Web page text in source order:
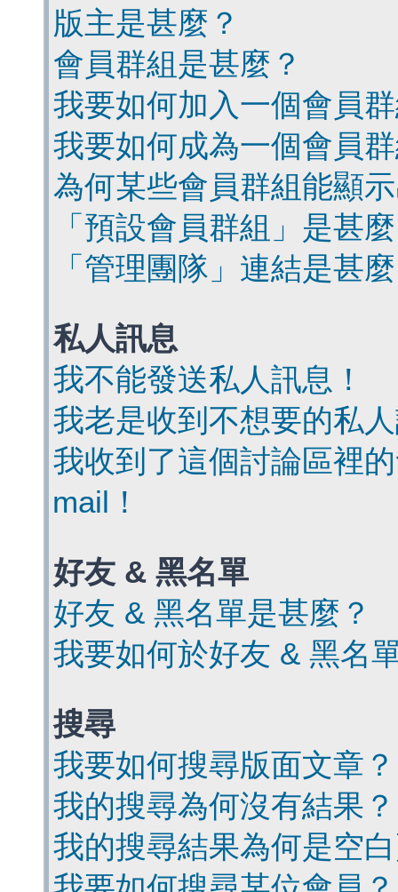
版主是甚麼？
會員群組是甚麼？
我要如何加入一個會員
我要如何成為一個會員
為何某些會員群組能顯
「預設會員群組」是甚
「管理團隊」連結是甚
私人訊息
我不能發送私人訊息！
我老是收到不想要的私
我收到了這個討論區裡
mail！
好友 & 黑名單
好友 & 黑名單是甚麼？
我要如何於好友 & 黑名
搜尋
我要如何搜尋版面文章？
我的搜尋為何沒有結果？
我的搜尋結果為何是空